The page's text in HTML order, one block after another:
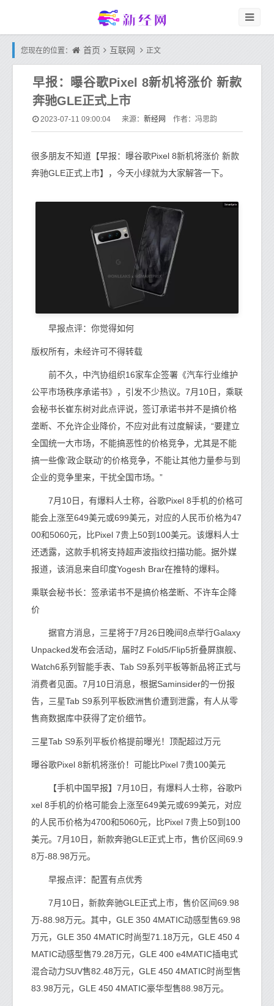
您现在的位置： 首页 互联网 正文
早报：曝谷歌Pixel 8新机将涨价 新款
奔驰GLE正式上市
2023-07-11 09:00:04 来源： 新经网 作者：冯思韵
很多朋友不知道【早报：曝谷歌Pixel 8新机将涨价 新款
奔驰GLE正式上市】，今天小绿就为大家解答一下。
早报点评：你觉得如何
版权所有，未经许可不得转载
前不久，中汽协组织16家车企签署《汽车行业维护
公平市场秩序承诺书》，引发不少热议。7月10日，乘联
会秘书长崔东树对此点评说，签订承诺书并不是搞价格
垄断、不允许企业降价，不应对此有过度解读，“要建立
全国统一大市场，不能搞恶性的价格竞争，尤其是不能
搞一些像‘政企联动’的价格竞争，不能让其他力量参与到
企业的竞争里来，干扰全国市场。”
7月10日，有爆料人士称，谷歌Pixel 8手机的价格可
能会上涨至649美元或699美元，对应的人民币价格为47
00和5060元，比Pixel 7贵上50到100美元。该爆料人士
还透露，这款手机将支持超声波指纹扫描功能。据外媒
报道，该消息来自印度Yogesh Brar在推特的爆料。
乘联会秘书长：签承诺书不是搞价格垄断、不许车企降
价
据官方消息，三星将于7月26日晚间8点举行Galaxy
Unpacked发布会活动，届时Z Fold5/Flip5折叠屏旗舰、
Watch6系列智能手表、Tab S9系列平板等新品将正式与
消费者见面。7月10日消息，根据Saminsider的一份报
告，三星Tab S9系列平板欧洲售价遭到泄露，有人从零
售商数据库中获得了定价细节。
三星Tab S9系列平板价格提前曝光！顶配超过万元
曝谷歌Pixel 8新机将涨价！可能比Pixel 7贵100美元
【手机中国早报】7月10日，有爆料人士称，谷歌Pi
xel 8手机的价格可能会上涨至649美元或699美元，对应
的人民币价格为4700和5060元，比Pixel 7贵上50到100
美元。7月10日，新款奔驰GLE正式上市，售价区间69.9
8万-88.98万元。
早报点评：配置有点优秀
7月10日，新款奔驰GLE正式上市，售价区间69.98
万-88.98万元。其中，GLE 350 4MATIC动感型售69.98
万元，GLE 350 4MATIC时尚型71.18万元，GLE 450 4
MATIC动感型售79.28万元，GLE 400 e4MATIC插电式
混合动力SUV售82.48万元，GLE 450 4MATIC时尚型售
83.98万元，GLE 450 4MATIC豪华型售88.98万元。